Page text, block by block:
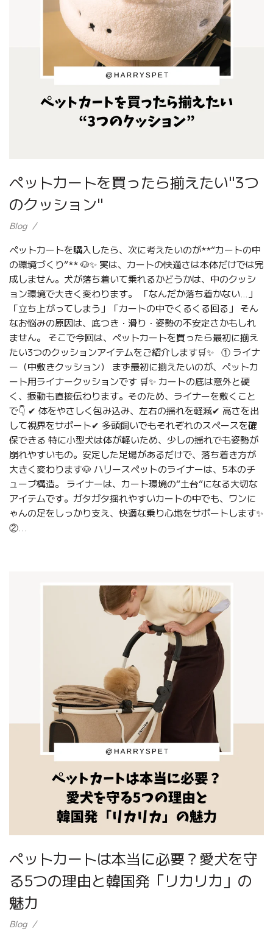
ペットカートを買ったら揃えたい"3つ
のクッション"
Blog
ペットカートを購入したら、次に考えたいのが**“カートの中
の環境づくり”** 🐶✨ 実は、カートの快適さは本体だけでは完
成しません。犬が落ち着いて乗れるかどうかは、中のクッシ
ョン環境で大きく変わります。 「なんだか落ち着かない…」
「立ち上がってしまう」「カートの中でくるくる回る」 そん
なお悩みの原因は、底つき・滑り・姿勢の不安定さかもしれ
ません。 そこで今回は、ペットカートを買ったら最初に揃え
たい3つのクッションアイテムをご紹介します🛒✨ ① ライナ
ー（中敷きクッション） まず最初に揃えたいのが、ペットカ
ート用ライナークッションです 🛒✨ カートの底は意外と硬
く、振動も直接伝わります。そのため、ライナーを敷くこと
で👇 ✔ 体をやさしく包み込み、左右の揺れを軽減✔ 高さを出
して視界をサポート✔ 多頭飼いでもそれぞれのスペースを確
保できる 特に小型犬は体が軽いため、少しの揺れでも姿勢が
崩れやすいもの。安定した足場があるだけで、落ち着き方が
大きく変わります🐶 ハリースペットのライナーは、5本のチ
ューブ構造。 ライナーは、カート環境の“土台”になる大切な
アイテムです。ガタガタ揺れやすいカートの中でも、ワンに
ゃんの足をしっかり支え、快適な乗り心地をサポートします✨
②...
ペットカートは本当に必要？愛犬を守
る5つの理由と韓国発「リカリカ」の
魅力
Blog